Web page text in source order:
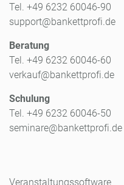
Tel. +49 6232 60046-90
support@bankettprofi.de
Beratung
Tel. +49 6232 60046-60
verkauf@bankettprofi.de
Schulung
Tel. +49 6232 60046-50
seminare@bankettprofi.de
Veranstaltungssoftware